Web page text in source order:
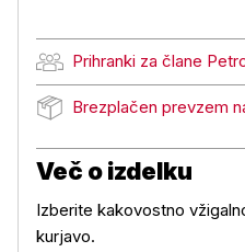
Prihranki za člane
Prihranki za člane Petrol
Brezplačen prevzem
Brezplačen prevzem na
Več o izdelku
Izberite kakovostno
kurjavo.